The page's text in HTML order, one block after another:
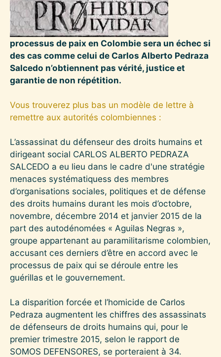
processus de paix en Colombie sera un échec si
des cas comme celui de Carlos Alberto Pedraza
Salcedo n’obtiennent pas vérité, justice et
garantie de non répétition.
Vous trouverez plus bas un modèle de lettre à
remettre aux autorités colombiennes :
L’assassinat du défenseur des droits humains et
dirigeant social CARLOS ALBERTO PEDRAZA
SALCEDO a eu lieu dans le cadre d'une stratégie
menaces systématiquess des membres
d’organisations sociales, politiques et de défense
des droits humains durant les mois d’octobre,
novembre, décembre 2014 et janvier 2015 de la
part des autodénomées « Aguilas Negras »,
groupe appartenant au paramilitarisme colombien,
accusant ces derniers d’être en accord avec le
processus de paix qui se déroule entre les
guérillas et le gouvernement.
La disparition forcée et l’homicide de Carlos
Pedraza augmentent les chiffres des assassinats
de défenseurs de droits humains qui, pour le
premier trimestre 2015, selon le rapport de
SOMOS DEFENSORES, se porteraient à 34.